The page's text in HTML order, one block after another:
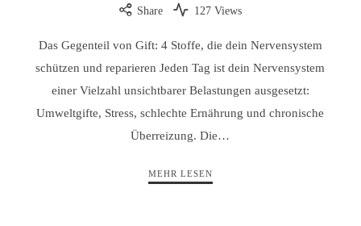
Share 127 Views
Das Gegenteil von Gift: 4 Stoffe, die dein Nervensystem
schützen und reparieren Jeden Tag ist dein Nervensystem
einer Vielzahl unsichtbarer Belastungen ausgesetzt:
Umweltgifte, Stress, schlechte Ernährung und chronische
Überreizung. Die…
MEHR LESEN